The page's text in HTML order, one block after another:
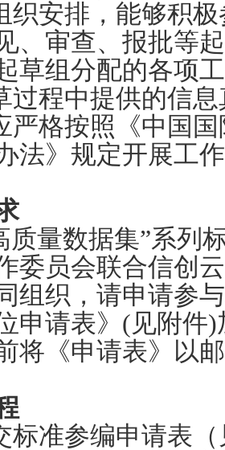
织安排，能够积
、审查、报批等
草组分配的各项
过程中提供的信
严格按照《中国
法》规定开展工
质量数据集”系列
委员会联合信创
组织，请申请参
申请表》(见附件
将《申请表》以
标准参编申请表